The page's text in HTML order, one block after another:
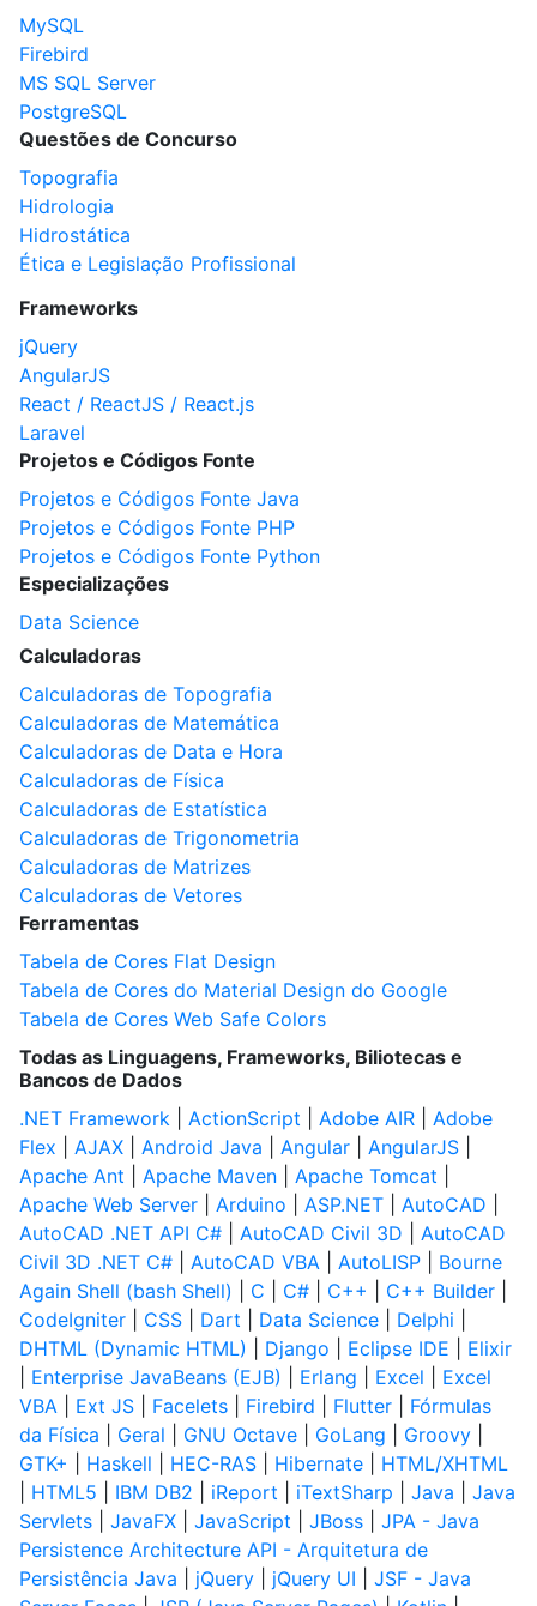
MySQL
Firebird
MS SQL Server
PostgreSQL
Questões de Concurso
Topografia
Hidrologia
Hidrostática
Ética e Legislação Profissional
Frameworks
jQuery
AngularJS
React / ReactJS / React.js
Laravel
Projetos e Códigos Fonte
Projetos e Códigos Fonte Java
Projetos e Códigos Fonte PHP
Projetos e Códigos Fonte Python
Especializações
Data Science
Calculadoras
Calculadoras de Topografia
Calculadoras de Matemática
Calculadoras de Data e Hora
Calculadoras de Física
Calculadoras de Estatística
Calculadoras de Trigonometria
Calculadoras de Matrizes
Calculadoras de Vetores
Ferramentas
Tabela de Cores Flat Design
Tabela de Cores do Material Design do Google
Tabela de Cores Web Safe Colors
Todas as Linguagens, Frameworks, Biliotecas e
Bancos de Dados
.NET Framework
ActionScript Adobe AIR
Adobe
Flex
AJAX Android Java Angular AngularJS
Apache Ant
Apache Maven Apache Tomcat
Apache Web Server
Arduino ASP.NET AutoCAD
AutoCAD .NET API C#
AutoCAD Civil 3D
AutoCAD
Civil 3D .NET C#
AutoCAD VBA AutoLISP
Bourne
Again Shell (bash Shell)
C C# C++ C++ Builder
CodeIgniter
CSS Dart Data Science Delphi
DHTML (Dynamic HTML)
Django Eclipse IDE
Elixir
Enterprise JavaBeans (EJB) Erlang Excel
Excel
VBA
Ext JS Facelets Firebird Flutter
Fórmulas
da Física
Geral GNU Octave GoLang Groovy
GTK+
Haskell HEC-RAS Hibernate
HTML/XHTML
HTML5 IBM DB2 iReport iTextSharp Java
Java
Servlets
JavaFX JavaScript JBoss
JPA - Java
Persistence Architecture API - Arquitetura de
Persistência Java
jQuery jQuery UI
JSF - Java